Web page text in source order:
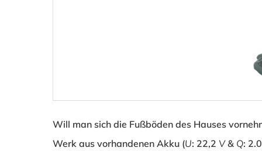
Will man sich die Fußböden des Hauses
Werk aus vorhandenen Akku (U: 22,2 V& Q: